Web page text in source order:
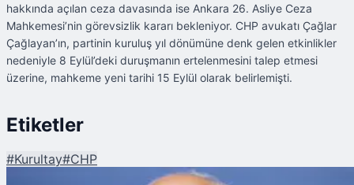
hakkında açılan ceza davasında ise Ankara 26. Asliye Ceza
Mahkemesi’nin görevsizlik kararı bekleniyor. CHP avukatı Çağlar
Çağlayan’ın, partinin kuruluş yıl dönümüne denk gelen etkinlikler
nedeniyle 8 Eylül’deki duruşmanın ertelenmesini talep etmesi
üzerine, mahkeme yeni tarihi 15 Eylül olarak belirlemişti.
Etiketler
#Kurultay#CHP